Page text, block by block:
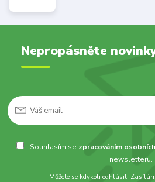
Nepropásněte
Souhlasím se zpracováním
newsletteru.
Můžete se kdykoli odhlásit.